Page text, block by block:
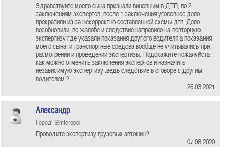
Здравствуйте моего сына признали виновным в ДТП, по 2
заключениям экспертов, после 1 заключения уголовное дело
прекратили из за некорректно составленной схемы дтп. Дело
возобновили, по жалобе и следствие направило на повторную
экспертизу где указали показания другого водителя а показания
моего сына, и транспортные средсва вообще не учитывались при
расмотрении и проведении экспертизы. Подскажите пожалуйста ,
как можно отменить заключения экспертов и назначить
независимую экспертизу .ведь следствие в сговоре с другим
водителем ?
26.03.2021
Александр
Город: Simferopol
Проводите экспертизу грузовых автошин?
07.08.2020